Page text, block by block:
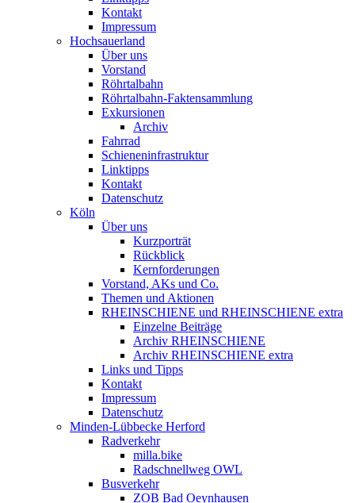
Kontakt
Impressum
Hochsauerland
Über uns
Vorstand
Röhrtalbahn
Röhrtalbahn-Faktensammlung
Exkursionen
Archiv
Fahrrad
Schieneninfrastruktur
Linktipps
Kontakt
Datenschutz
Köln
Über uns
Kurzporträt
Rückblick
Kernforderungen
Vorstand, AKs und Co.
Themen und Aktionen
RHEINSCHIENE und RHEINSCHIENE extra
Einzelne Beiträge
Archiv RHEINSCHIENE
Archiv RHEINSCHIENE extra
Links und Tipps
Kontakt
Impressum
Datenschutz
Minden-Lübbecke Herford
Radverkehr
milla.bike
Radschnellweg OWL
Busverkehr
ZOB Bad Oeynhausen